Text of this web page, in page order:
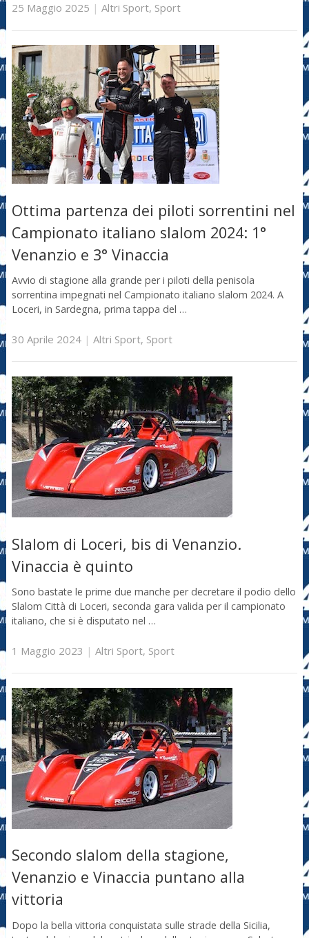
25 Maggio 2025 | Altri Sport, Sport
Ottima partenza dei piloti sorrentini nel
Campionato italiano slalom 2024: 1°
Venanzio e 3° Vinaccia
Avvio di stagione alla grande per i piloti della penisola
sorrentina impegnati nel Campionato italiano slalom 2024. A
Loceri, in Sardegna, prima tappa del …
30 Aprile 2024| Altri Sport, Sport
Slalom di Loceri, bis di Venanzio.
Vinaccia è quinto
Sono bastate le prime due manche per decretare il podio dello
Slalom Città di Loceri, seconda gara valida per il campionato
italiano, che si è disputato nel …
1 Maggio 2023 | Altri Sport, Sport
Secondo slalom della stagione,
Venanzio e Vinaccia puntano alla
vittoria
Dopo la bella vittoria conquistata sulle strade della Sicilia,